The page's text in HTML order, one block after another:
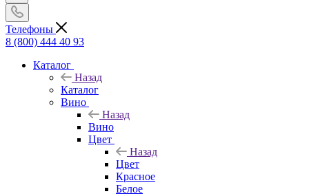
Телефоны
8 (800) 444 40 93
Каталог
Назад
Каталог
Вино
Назад
Вино
Цвет
Назад
Цвет
Красное
Белое